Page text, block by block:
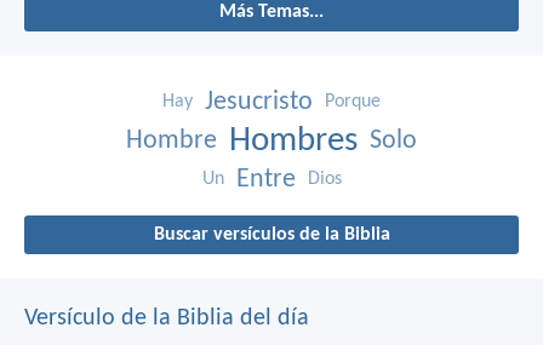
Más Temas...
Hay Jesucristo Porque
Hombre Hombres Solo
Un Entre Dios
Buscar versículos de la Biblia
Versículo de la Biblia del día